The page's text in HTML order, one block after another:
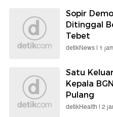
Sopir
Ditinggal
Tebet
detikNews | 1
Satu
Kepala
Pulang
detikHealth | 2